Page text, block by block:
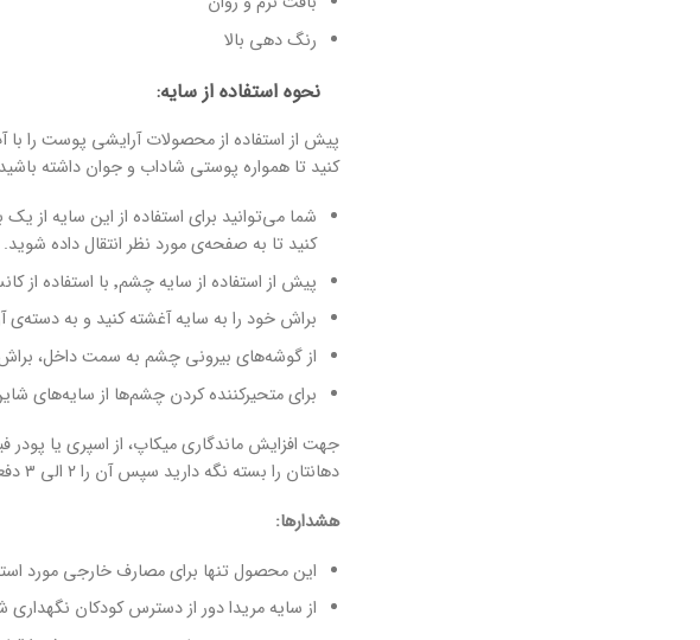
رنگ دهی بالا
نحوه استفاده از سایه:
پیش از استفاده از محصولات آرایشی پوست را
کنید تا همواره پوستی شاداب و جوان داشته
شما می‌توانید برای استفاده از این سایه از
کنید تا به صفحه‌ی مورد نظر انتقال داده شوید.
پیش از استفاده از سایه چشم٬ با استفاده از کانسیلر چشم و سایه‌های nude زیرسازی پشت پلک را انجام دهید تا بیسی داشته باشید.
براش خود را به سایه آغشته کنید و به دسته‌ی
از گوشه‌های بیرونی چشم به سمت داخل،
برای متحیرکننده کردن چشم‌ها از سایه‌‌های
دهانتان را بسته نگه دارید سپس آن را ۲ الی ۳ دفعه بر تمام صورت به صورت منظم اسپری کنید.
هشدارها:
این محصول تنها برای مصارف خارجی مورد
از سایه مریدا دور از دسترس کودکان نگهداری